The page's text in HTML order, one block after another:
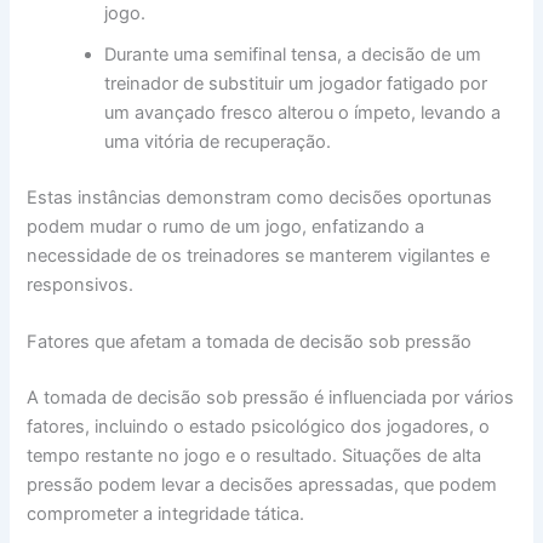
jogo.
Durante uma semifinal tensa, a decisão de um
treinador de substituir um jogador fatigado por
um avançado fresco alterou o ímpeto, levando a
uma vitória de recuperação.
Estas instâncias demonstram como decisões oportunas
podem mudar o rumo de um jogo, enfatizando a
necessidade de os treinadores se manterem vigilantes e
responsivos.
Fatores que afetam a tomada de decisão sob pressão
A tomada de decisão sob pressão é influenciada por vários
fatores, incluindo o estado psicológico dos jogadores, o
tempo restante no jogo e o resultado. Situações de alta
pressão podem levar a decisões apressadas, que podem
comprometer a integridade tática.